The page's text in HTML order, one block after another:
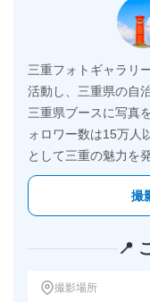
三重フォトギャラリ
活動し、三重県の自
三重県ブースに写真
ォロワー数は15万人
として三重の魅力を
撮
📍
撮影場所